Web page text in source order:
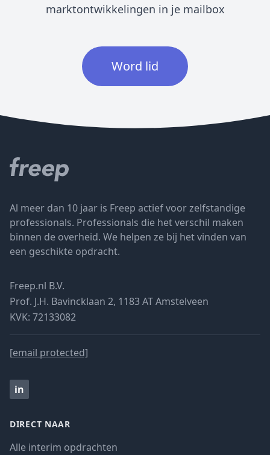
marktontwikkelingen in je mailbox
Word lid
Al meer dan 10 jaar is Freep actief voor zelfstandige
professionals. Professionals die het verschil maken
binnen de overheid. We helpen ze bij het vinden van
een geschikte opdracht.
Freep.nl B.V.
Prof. J.H. Bavincklaan 2, 1183 AT Amstelveen
KVK: 72133082
[email protected]
in
DIRECT NAAR
Alle interim opdrachten